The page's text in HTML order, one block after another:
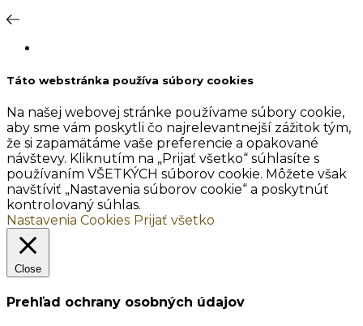
Táto webstránka používa súbory cookies
Na našej webovej stránke používame súbory cookie,
aby sme vám poskytli čo najrelevantnejší zážitok tým,
že si zapamätáme vaše preferencie a opakované
návštevy. Kliknutím na „Prijať všetko“ súhlasíte s
používaním VŠETKÝCH súborov cookie. Môžete však
navštíviť „Nastavenia súborov cookie“ a poskytnúť
kontrolovaný súhlas.
Nastavenia Cookies Prijať všetko
Close
Prehľad ochrany osobných údajov